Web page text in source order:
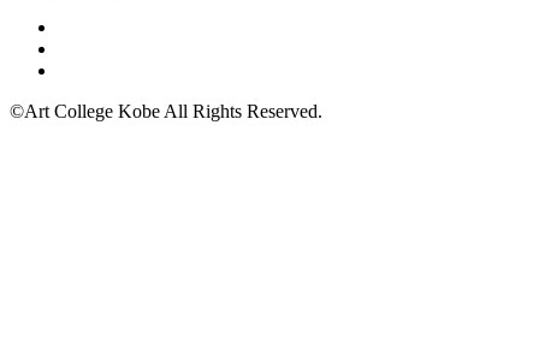
©Art College Kobe All Rights Reserved.